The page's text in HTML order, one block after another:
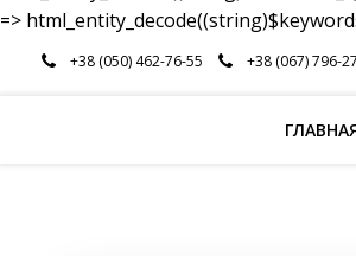
=>
Перейти+38 (050) 462-76-55 +38 (067) 796-